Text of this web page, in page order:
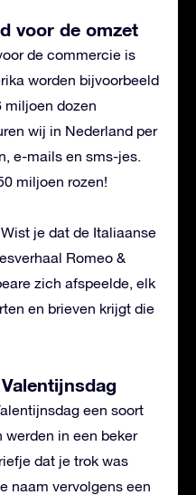
voor de omzet
de commercie is
worden bijvoorbeeld
miljoen dozen
wij in Nederland per
e-mails en sms-jes.
miljoen rozen!
je dat de Italiaanse
Romeo &
zich afspeelde, elk
en brieven krijgt die
een soort
werden in een beker
dat je trok was
naam vervolgens een